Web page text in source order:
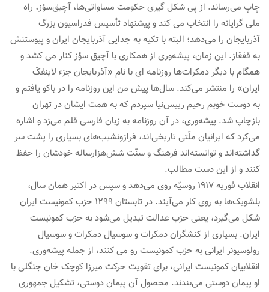
چاپ می‌رساند. از پی شکل گیری حکومت مساواتی‌ها، آچیق‌سؤز، راه
ملی گرایانه را انتخاب می کند و پیشنهاد تأسیس فدراسیون بزرگ
آذربایجان را می‌دهد؛ البته با تکیه به جدایی آذربایجان ایران و پیوستنش
به قفقاز. این زمان، پیشه‌وری از همکاری با آچیق سؤز کنار می کشد و
همگام با دیگر دمکرات‌ها روزنامه ای با نام «آذربایجان جزء لاینفکّ
ایران» را منتشر می‌کند. سال‌ها پیش من این روزنامه را در باکو یافتم و
به دوست خوبم رحیم رییس‌نیا سپردم که به همت ایشان در تهران
بازچاپ شد. پیشه‌وری، در آن روزنامه به زبان فارسی قلم می‌زد و اشاره
می‌کرد که ایرانیان ملّتی تاریخی‌اند، فرازونشیب‌های بسیاری را پشت سر
گذاشته‌اند و توانسته‌اند فرهنگ و سنّت شش‌هزارساله خودشان را حفظ
کنند و از این دست مطالب.
انقلاب فوریه ۱۹۱۷ روسیّه روی می‌دهد و سپس در اکتبر همان سال،
بلشویک‌ها به روی کار می‌آیند. در تابستان ۱۲۹۹ حزب کمونیست ایران
شکل می‌گیرد، یعنی حزب عدالت تبدیل می‌شود به حزب کمونیست
ایران. بسیاری از کنشگران دمکرات و سوسیال دمکرات و سوسیال
رولوسیونر ایرانی به حزب کمونیست رو می کنند، از جمله پیشه‌وری.
انقلابیان کمونیست ایرانی، برای تقویت حرکت میرزا کوچک خان جنگلی با
او پیمان دوستی می‌بندند. محصول آن پیمان دوستی، تشکیل جمهوری